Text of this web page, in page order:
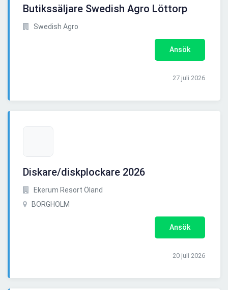
Butikssäljare Swedish Agro Löttorp
Swedish Agro
Ansök
27 juli 2026
Diskare/diskplockare 2026
Ekerum Resort Öland
BORGHOLM
Ansök
20 juli 2026